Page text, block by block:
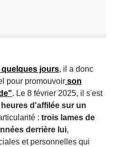
jours, il a donc
pour promouvoir son
. Le 8 février 2025, il s'est
heures d'affilée sur un
: trois lames de
derrière lui,
et personnelles qui